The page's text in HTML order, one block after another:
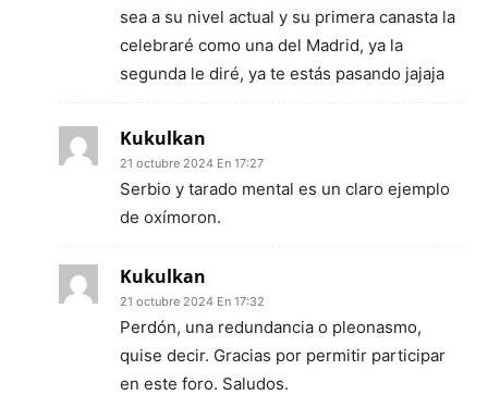
sea a su nivel actual y su primera canasta la
celebraré como una del Madrid, ya la
segunda le diré, ya te estás pasando jajaja
Kukulkan
21 octubre 2024 En 17:27
Serbio y tarado mental es un claro ejemplo
de oxímoron.
Kukulkan
21 octubre 2024 En 17:32
Perdón, una redundancia o pleonasmo,
quise decir. Gracias por permitir participar
en este foro. Saludos.